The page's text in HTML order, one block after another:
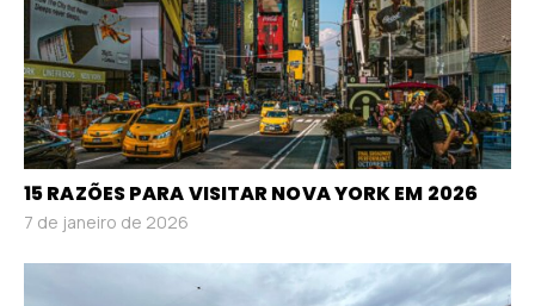
15 RAZÕES PARA VISITAR NOVA YORK EM 2026
7 de janeiro de 2026